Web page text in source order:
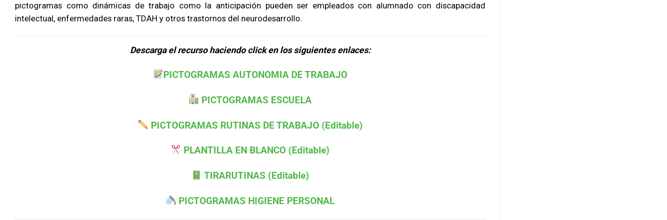
pictogramas como dinámicas de trabajo como la anticipación pueden ser empleados con alumnado con discapacidad
intelectual, enfermedades raras, TDAH y otros trastornos del neurodesarrollo.
Descarga el recurso haciendo click en los siguientes enlaces:
PICTOGRAMAS AUTONOMIA DE TRABAJO
PICTOGRAMAS ESCUELA
PICTOGRAMAS RUTINAS DE TRABAJO (Editable)
PLANTILLA EN BLANCO (Editable)
TIRARUTINAS (Editable)
PICTOGRAMAS HIGIENE PERSONAL